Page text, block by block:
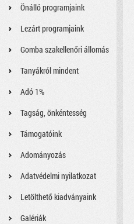
Önálló programjaink
Lezárt programjaink
Gomba szakellenőri állomás
Tanyákról mindent
Adó 1%
Tagság, önkéntesség
Támogatóink
Adományozás
Adatvédelmi nyilatkozat
Letölthető kiadványaink
Galériák